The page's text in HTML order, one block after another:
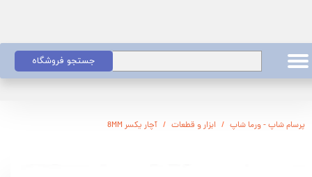
جستجو فروشگاه
پرسام شاپ - ورما شاپ ابزار و قطعات آچار یکسر 8MM